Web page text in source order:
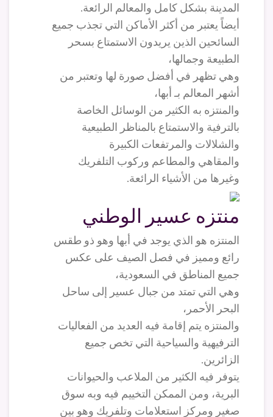
المدينة بشكل كامل والمعالم الرائعة.
أيضاً يعتبر من أكثر الأماكن التي تجذب جميع
السائحين الذين يريدون الاستمتاع بسحر
الطبيعة وجمالها،
وهي تظهر في أفضل صورة لها وتعتبر من
أشهر المعالم بـ أبها،
والمنتزه به الكثير من الوسائل الخاصة
بالترفية والاستمتاع بالمناظر الطبيعية
والشلالات والمرتفعات الكبيرة
والمقاهي والمطاعم وركوب التلفريك
وغيرها من الأشياء الرائعة.
منتزه عسير الوطني
المنتزه هو الذي يوجد في أبها وهو ذو طقس
رائع ومميز في فصل الصيف على عكس
جميع المناطق في السعودية،
وهي التي تمتد من جبال عسير إلى ساحل
البحر الأحمر،
والمنتزه يتم إقامة فيه العديد من الفعاليات
الترفيهية والسياحية التي تخص جميع
الزائرين.
يتوفر فيه الكثير من الملاعب والحيوانات
البرية، ومن الممكن التخييم فيه وبه سوق
صغير ومركز استعلامات وتلفريك وهو بين